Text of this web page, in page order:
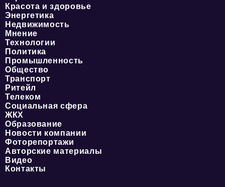
Красота и здоровье
Энергетика
Недвижимость
Мнение
Технологии
Политика
Промышленность
Общество
Транспорт
Ритейл
Телеком
Социальная сфера
ЖКХ
Образование
Новости компании
Фоторепортажи
Авторские материалы
Видео
Контакты